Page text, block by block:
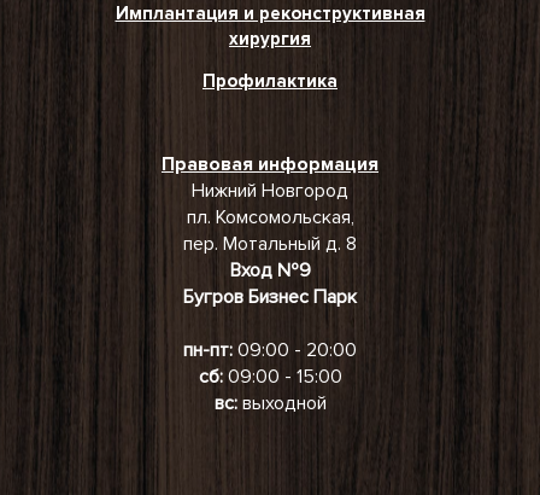
Имплантация и реконструктивная
хирургия
Профилактика
Правовая информация
Нижний Новгород
пл. Комсомольская,
пер. Мотальный д. 8
Вход №9
Бугров Бизнес Парк
пн-пт: 09:00 - 20:00
сб:09:00 - 15:00
вс:выходной